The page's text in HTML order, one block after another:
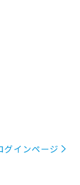
グインページ